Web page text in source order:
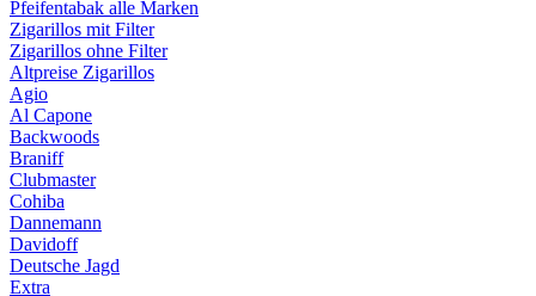
Pfeifentabak alle Marken
Zigarillos mit Filter
Zigarillos ohne Filter
Altpreise Zigarillos
Agio
Al Capone
Backwoods
Braniff
Clubmaster
Cohiba
Dannemann
Davidoff
Deutsche Jagd
Extra